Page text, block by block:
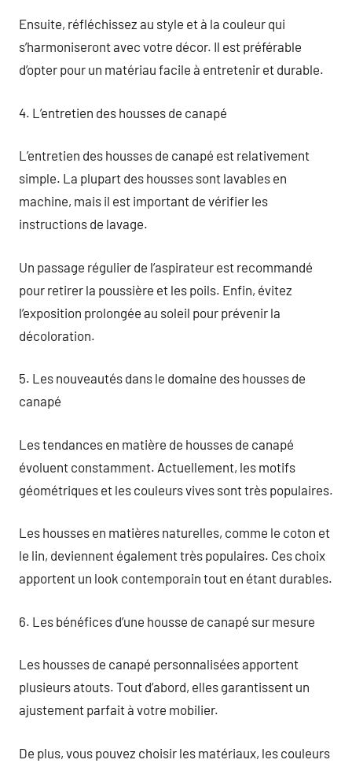
Ensuite, réfléchissez au style et à la couleur qui
s’harmoniseront avec votre décor. Il est préférable
d’opter pour un matériau facile à entretenir et durable.
4. L’entretien des housses de canapé
L’entretien des housses de canapé est relativement
simple. La plupart des housses sont lavables en
machine, mais il est important de vérifier les
instructions de lavage.
Un passage régulier de l’aspirateur est recommandé
pour retirer la poussière et les poils. Enfin, évitez
l’exposition prolongée au soleil pour prévenir la
décoloration.
5. Les nouveautés dans le domaine des housses de
canapé
Les tendances en matière de housses de canapé
évoluent constamment. Actuellement, les motifs
géométriques et les couleurs vives sont très populaires.
Les housses en matières naturelles, comme le coton et
le lin, deviennent également très populaires. Ces choix
apportent un look contemporain tout en étant durables.
6. Les bénéfices d’une housse de canapé sur mesure
Les housses de canapé personnalisées apportent
plusieurs atouts. Tout d’abord, elles garantissent un
ajustement parfait à votre mobilier.
De plus, vous pouvez choisir les matériaux, les couleurs